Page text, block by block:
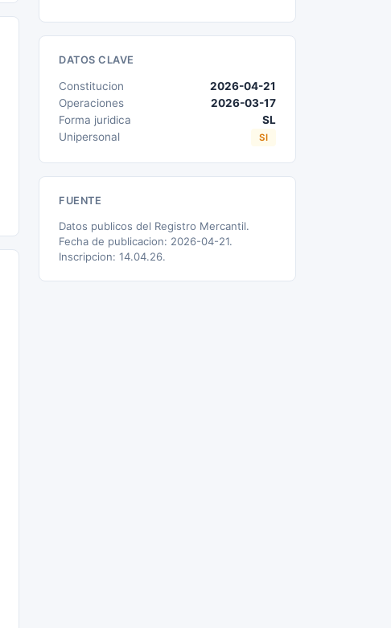
DATOS CLAVE
Constitucion
2026-04-21
Operaciones
2026-03-17
Forma juridica
SL
Unipersonal
SI
FUENTE
Datos publicos del Registro Mercantil.
Fecha de publicacion: 2026-04-21.
Inscripcion: 14.04.26.